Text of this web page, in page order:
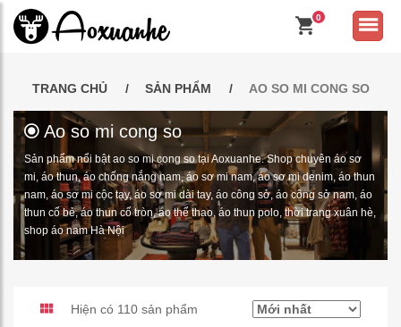
0
TRANG CHỦ SẢN PHẨM AO SO MI CONG SO
Ao so mi cong so
Sản phẩm nổi bật ao so mi cong so tại Aoxuanhe. Shop chuyên áo sơ
mi, áo thun, áo chống nắng nam, áo sơ mi nam, áo sơ mi denim, áo thun
nam, áo sơ mi cộc tay, áo sơ mi dài tay, áo công sở, áo công sở nam, áo
thun cổ bẻ, áo thun cổ tròn, áo thể thao, áo thun polo, thời trang xuân hè,
shop áo nam Hà Nội
Hiện có 110 sản phẩm